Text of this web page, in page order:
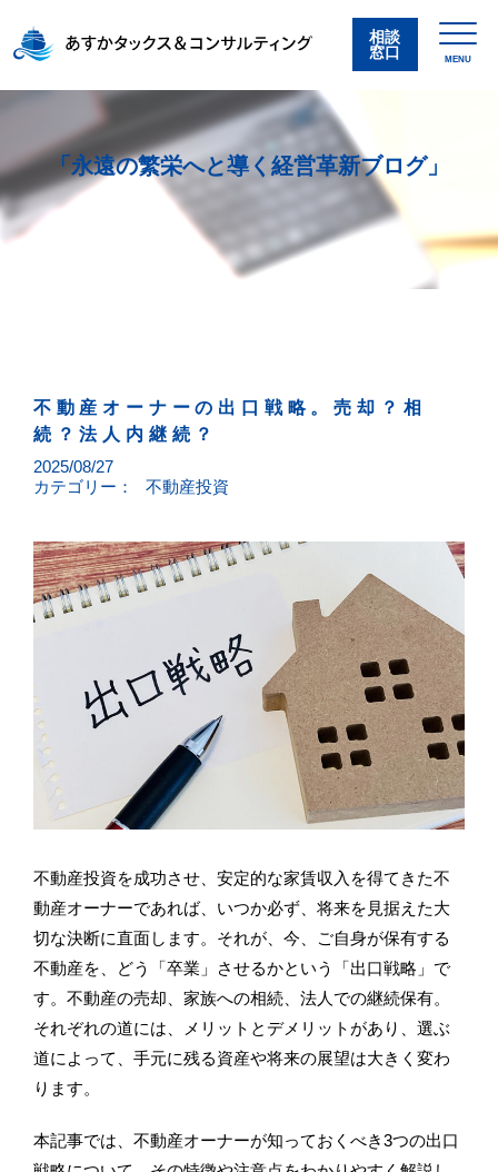
相談
窓口
MENU
「永遠の繁栄へと導く経営革新ブログ」
不動産オーナーの出口戦略。売却？相
続？法人内継続？
2025/08/27
カテゴリー：
不動産投資
不動産投資を成功させ、安定的な家賃収入を得てきた不
動産オーナーであれば、いつか必ず、将来を見据えた大
切な決断に直面します。それが、今、ご自身が保有する
不動産を、どう「卒業」させるかという「出口戦略」で
す。不動産の売却、家族への相続、法人での継続保有。
それぞれの道には、メリットとデメリットがあり、選ぶ
道によって、手元に残る資産や将来の展望は大きく変わ
ります。
本記事では、不動産オーナーが知っておくべき3つの出口